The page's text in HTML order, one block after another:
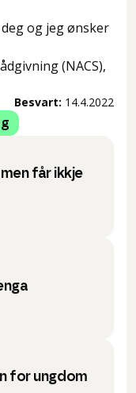
og jeg ønsker
(NACS),
Besvart: 14.4.2022
får ikkje
for ungdom